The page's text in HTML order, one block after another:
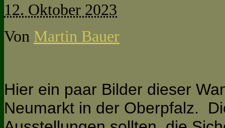
12. Oktober 2023
Von Martin Bauer
Hier ein paar Bilder dieser
Neumarkt in der Oberpfalz.